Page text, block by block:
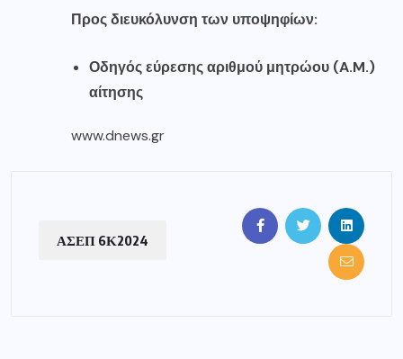
Προς διευκόλυνση των υποψηφίων:
Οδηγός εύρεσης αριθμού μητρώου (A.M.)
αίτησης
www.dnews.gr
ΑΣΕΠ 6Κ2024